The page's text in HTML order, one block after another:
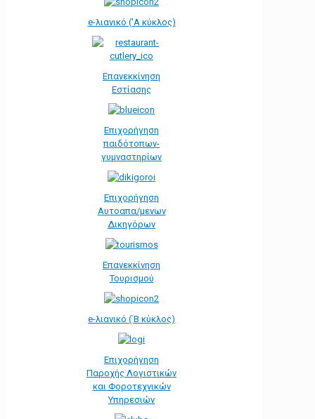
e-λιανικό ('Α κύκλος)
Επανεκκίνηση
Εστίασης
Επιχορήγηση
παιδότοπων-
γυμναστηρίων
Επιχορήγηση
Αυτοαπα/μενων
Δικηγόρων
Επανεκκίνηση
Τουρισμού
e-λιανικό (΄Β κύκλος)
Επιχορήγηση
Παροχής Λογιστικών
και Φοροτεχνικών
Υπηρεσιών